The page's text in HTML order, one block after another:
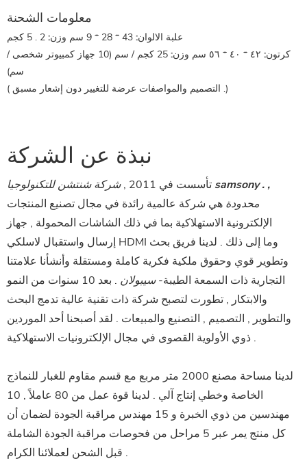
معلومات الشحنة
علبة الالوان: وزن:
كرتون:
وزن:
25 كجم / سم (10 جهاز كمبيوتر شخصى /
سم)
(
التصميم والمواصفات عرضة للتغيير دون إشعار مسبق .)
نبذة عن الشركة
تأسست في 2011 ,
شركة شنتشن للتكنولوجيا samsony . ,
محدودة هي شركة عالمية رائدة في مجال تصنيع المنتجات
الإلكترونية الاستهلاكية بما في ذلك الشاشات المحمولة , جهاز
إرسال واستقبال لاسلكي HDMI وما إلى ذلك . لدينا فريق بحث
وتطوير قوي وحقوق ملكية فكرية كاملة ومستقلة وأنشأنا علامتنا
التجارية ذات السمعة الطيبة-سيبولان
. بعد 10 سنوات من النمو
والابتكار , تطورت لتصبح شركة ذات تقنية عالية تدمج البحث
والتطوير , التصميم , التصنيع والمبيعات . لقد أصبحنا أحد الموردين
ذوي الأولوية القصوى في مجال الإلكترونيات الاستهلاكية .
لدينا مساحة مصنع 2000 متر مربع مع قسم مقاوم للغبار للنماذج
الخاصة وخطي إنتاج آلي . لدينا قوة عمل من 80 عاملاً , 10
مهندسين من ذوي الخبرة و 15 مهندس مراقبة الجودة لضمان أن
كل منتج يمر عبر 5 مراحل من فحوصات مراقبة الجودة الشاملة
قبل الشحن لعملائنا الكرام .